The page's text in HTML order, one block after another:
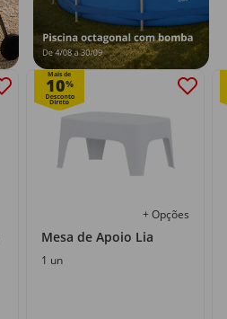
Mais de
10%
+ Opções
Mesa de Apoio Lia
1 un